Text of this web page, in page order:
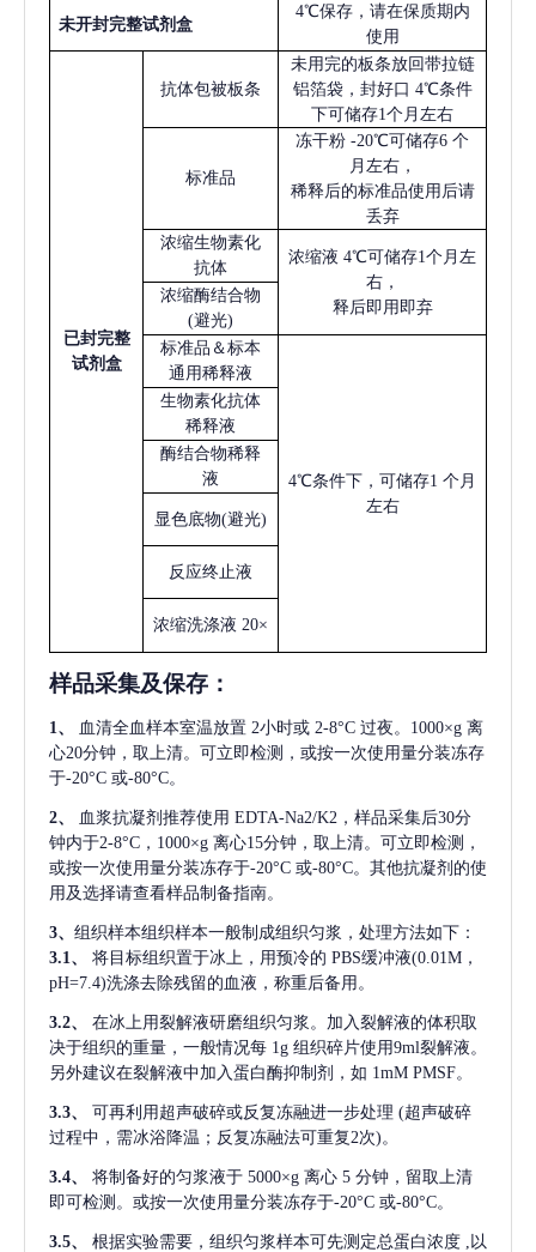
未开封完整试剂盒
4℃保存，请在保质期内
使用
已封完整
试剂盒
抗体包被板条
未用完的板条放回带拉链
铝箔袋，封好口 4℃条件
下可储存1个月左右
标准品
冻干粉 -20℃可储存6 个
月左右，
稀释后的标准品使用后请
丢弃
浓缩生物素化
抗体
浓缩液 4℃可储存1个月左
右，
释后即用即弃
浓缩酶结合物
(避光)
标准品＆标本
通用稀释液
4℃条件下，可储存1 个月
左右
生物素化抗体
稀释液
酶结合物稀释
液
显色底物(避光)
反应终止液
浓缩洗涤液 20×
样品采集及保存 ：
1、 血清全血样本室温放置 2小时或 2-8°C 过夜。1000×g 离
心20分钟，取上清。可立即检测，或按一次使用量分装冻存
于-20°C 或-80°C。
2、 血浆抗凝剂推荐使用 EDTA-Na2/K2，样品采集后30分
钟内于2-8°C，1000×g 离心15分钟，取上清。可立即检测，
或按一次使用量分装冻存于-20°C 或-80°C。其他抗凝剂的使
用及选择请查看样品制备指南。
3、 组织样本组织样本一般制成组织匀浆，处理方法如下：
3.1、
将目标组织置于冰上，用预冷的 PBS缓冲液(0.01M，
pH=7.4)洗涤去除残留的血液，称重后备用。
3.2、
在冰上用裂解液研磨组织匀浆。加入裂解液的体积取
决于组织的重量，一般情况每 1g 组织碎片使用9ml裂解液。
另外建议在裂解液中加入蛋白酶抑制剂，如 1mM PMSF。
3.3、 可再利用超声破碎或反复冻融进一步处理 (超声破碎
过程中，需冰浴降温；反复冻融法可重复2次)。
3.4、 将制备好的匀浆液于 5000×g 离心 5 分钟，留取上清
即可检测。或按一次使用量分装冻存于-20°C 或-80°C。
3.5、 根据实验需要，组织匀浆样本可先测定总蛋白浓度
,以